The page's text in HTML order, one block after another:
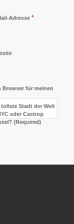
Adresse *
Browser für meinen
tollste Stadt der Welt
oder Castrop
(Required)